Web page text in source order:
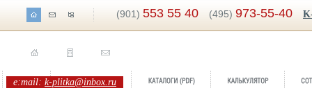
(901) 553 55 40 (495) 973-55-40
e:mail: k-plitka@inbox.ru